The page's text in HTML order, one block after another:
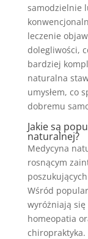
samodzielnie
leczenie
dolegliwości,
bardziej
naturalna
umysłem, co
dobremu
Jakie są
naturalnej?
Medycyna
rosnącym
Wśród
wyróżniają się
homeopatia
chiropraktyka.